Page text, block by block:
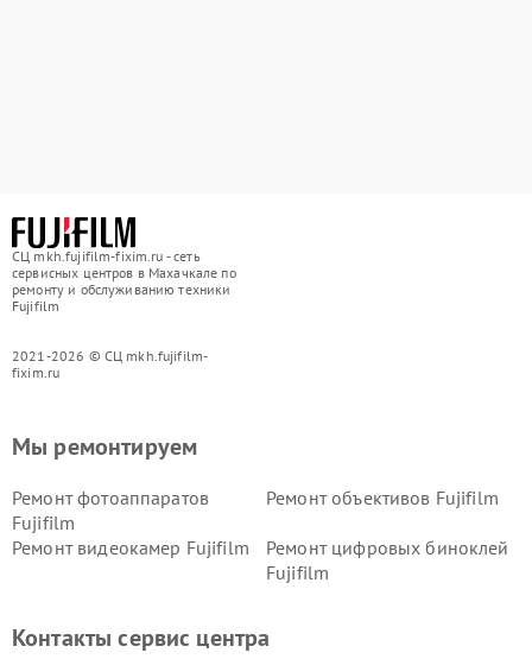
СЦ mkh.fujifilm-fixim.ru - сеть
сервисных центров в Махачкале по
ремонту и обслуживанию техники
Fujifilm
2021-2026 © СЦ mkh.fujifilm-
fixim.ru
Мы ремонтируем
Ремонт фотоаппаратов
Fujifilm
Ремонт объективов Fujifilm
Ремонт видеокамер Fujifilm
Ремонт цифровых биноклей
Fujifilm
Контакты сервис центра